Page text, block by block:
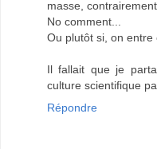
masse,
No comment...
Ou plutôt si, on entre
Il fallait que je
culture scientifique
Répondre